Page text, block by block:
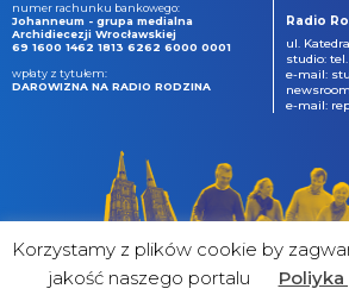
numer rachunku bankowego:
Johanneum - grupa medialna
Archidiecezji Wrocławskiej
69 1600 1462 1813 6262 6000 0001
wpłaty z tytułem:
DAROWIZNA NA RADIO RODZINA
Radio
ul.
studio: tel.
e-mail:
e-mail:
Korzystamy z plików cookie by
jakość naszego portalu